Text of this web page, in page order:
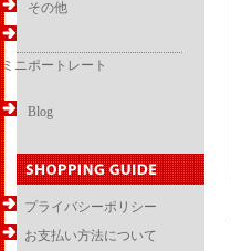
その他
ミニポートレート
Blog
プライバシーポリシー
お支払い方法について